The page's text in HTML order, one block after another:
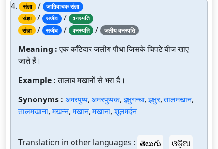
4. संज्ञा /
जातिवाचक संज्ञा
संज्ञा / सजीव / वनस्पति
संज्ञा / सजीव / वनस्पति / जलीय वनस्पति
Meaning :एक काँटेदार जलीय पौधा जिसके चिपटे बीज खाए
जाते हैं।
Example :तालाब मखानों से भरा है।
Synonyms : अमरपुष्प, अमरपुष्पक,इक्षुगन्धा,इक्षुर,तालमखान,
तालमखाना,मखन्न,मखान,मखाना,शूलमर्दन
Translation in other languages : తెలుగు
ଓଡ଼ିଆ